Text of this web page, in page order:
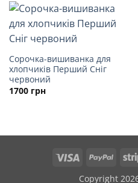
Сорочка-вишиванка для
хлопчиків Перший Сніг
червоний
1700 грн
Visa PayPal
Copyright